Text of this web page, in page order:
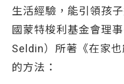
生活經驗，能引領孩
國蒙特梭利基金會理
Seldin）所著《在家
的方法：